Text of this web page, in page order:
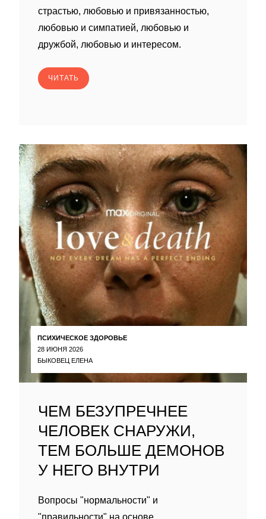
страстью, любовью и привязанностью,
любовью и симпатией, любовью и
дружбой, любовью и интересом.
ЧИТАТЬ
ПСИХИЧЕСКОЕ ЗДОРОВЬЕ
28 ИЮНЯ 2026
БЫКОВЕЦ ЕЛЕНА
ЧЕМ БЕЗУПРЕЧНЕЕ
ЧЕЛОВЕК СНАРУЖИ,
ТЕМ БОЛЬШЕ ДЕМОНОВ
У НЕГО ВНУТРИ
Вопросы "нормальности" и
"правильности" на основе